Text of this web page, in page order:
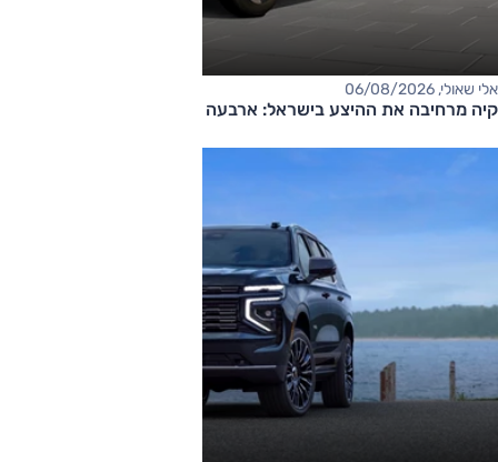
אלי שאולי, 06/08/2026
קיה מרחיבה את ההיצע בישראל: ארבעה דגמים חדשים בדרך